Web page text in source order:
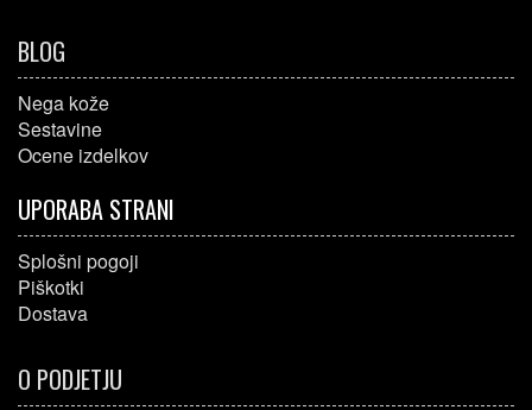
BLOG
Nega kože
Sestavine
Ocene izdelkov
UPORABA STRANI
Splošni pogoji
Piškotki
Dostava
O PODJETJU